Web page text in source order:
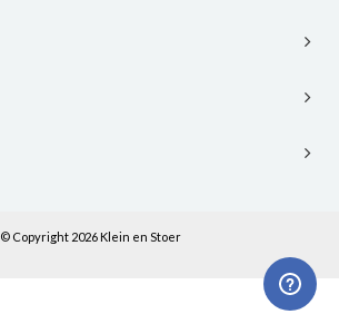
© Copyright 2026 Klein en Stoer